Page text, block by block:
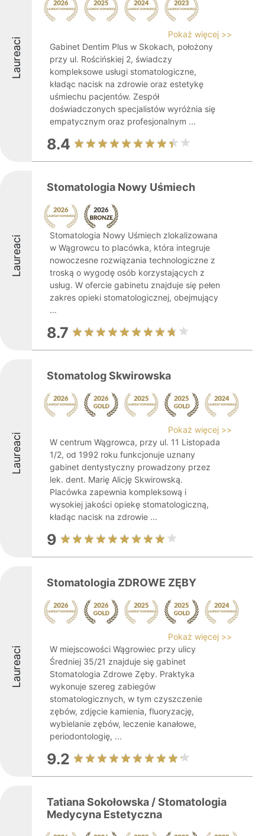
Laureaci
Pokaż więcej >>
Gabinet Dentim Plus w Skokach, położony
przy ul. Rościńskiej 2, świadczy
kompleksowe usługi stomatologiczne,
kładąc nacisk na zdrowie oraz estetykę
uśmiechu pacjentów. Zespół
doświadczonych specjalistów wyróżnia się
empatycznym oraz profesjonalnym ...
8.4
Laureaci
Stomatologia Nowy Uśmiech
Stomatologia Nowy Uśmiech zlokalizowana
w Wągrowcu to placówka, która integruje
nowoczesne rozwiązania technologiczne z
troską o wygodę osób korzystających z
usług. W ofercie gabinetu znajduje się pełen
zakres opieki stomatologicznej, obejmujący
...
8.7
Laureaci
Stomatolog Skwirowska
Pokaż więcej >>
W centrum Wągrowca, przy ul. 11 Listopada
1/2, od 1992 roku funkcjonuje uznany
gabinet dentystyczny prowadzony przez
lek. dent. Marię Alicję Skwirowską.
Placówka zapewnia kompleksową i
wysokiej jakości opiekę stomatologiczną,
kładąc nacisk na zdrowie ...
9
Laureaci
Stomatologia ZDROWE ZĘBY
Pokaż więcej >>
W miejscowości Wągrowiec przy ulicy
Średniej 35/21 znajduje się gabinet
Stomatologia Zdrowe Zęby. Praktyka
wykonuje szereg zabiegów
stomatologicznych, w tym czyszczenie
zębów, zdjęcie kamienia, fluoryzację,
wybielanie zębów, leczenie kanałowe,
periodontologię, ...
9.2
Tatiana Sokołowska / Stomatologia
Medycyna Estetyczna